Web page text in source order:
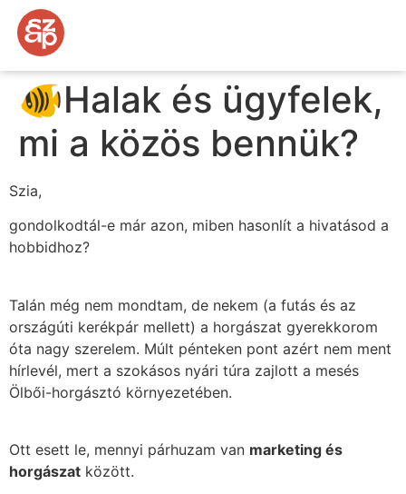
🐠Halak és ügyfelek,
mi a közös bennük?
Szia,
gondolkodtál-e már azon, miben hasonlít a hivatásod a
hobbidhoz?
Talán még nem mondtam, de nekem (a futás és az
országúti kerékpár mellett) a horgászat gyerekkorom
óta nagy szerelem. Múlt pénteken pont azért nem ment
hírlevél, mert a szokásos nyári túra zajlott a mesés
Ölbői-horgásztó környezetében.
Ott esett le, mennyi párhuzam van marketing és
horgászat között.